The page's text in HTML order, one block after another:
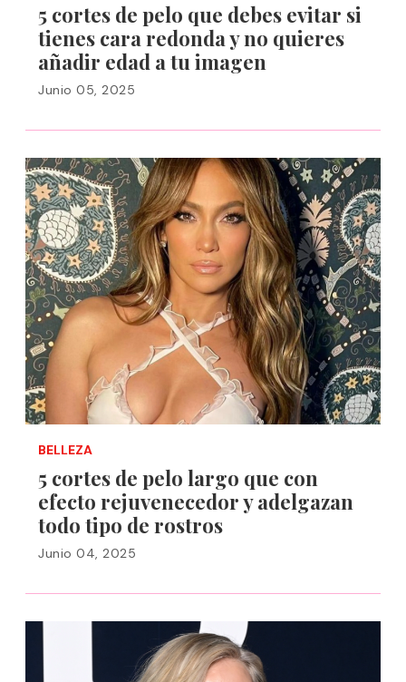
5 cortes de pelo que debes evitar si
tienes cara redonda y no quieres
añadir edad a tu imagen
Junio 05, 2025
BELLEZA
5 cortes de pelo largo que con
efecto rejuvenecedor y adelgazan
todo tipo de rostros
Junio 04, 2025